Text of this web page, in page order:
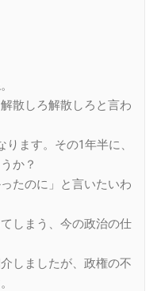
散しろ解散しろと言わ
ます。その1年半に、
か？
たのに」と言いたいわ
しまう、今の政治の仕
しましたが、政権の不